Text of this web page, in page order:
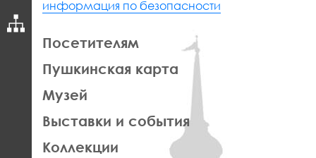
информация по безопасности
ЛЕВАЯ
ЧАСТЬ
ФУТЕР
Посетителям
Пушкинская карта
Музей
Выставки и события
Коллекции